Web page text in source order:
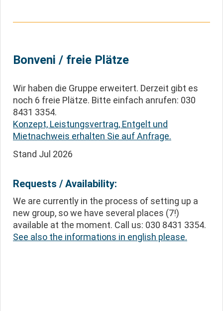
Bonveni / freie Plätze
Wir haben die Gruppe erweitert. Derzeit gibt es
noch 6 freie Plätze. Bitte einfach anrufen: 030
8431 3354.
Konzept, Leistungsvertrag, Entgelt und
Mietnachweis erhalten Sie auf Anfrage.
Stand Jul 2026
Requests / Availability:
We are currently in the process of setting up a
new group, so we have several places (7!)
available at the moment. Call us: 030 8431 3354.
See also the informations in english please.